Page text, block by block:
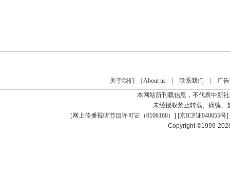
关于我们 About us| 联系我们
广
本网站所刊载信息，不代表中新
未经授权禁止转载、摘编、
[网上传播视听节目许可证（0106168） ] [京ICP证040655号]
Copyright ©1999-